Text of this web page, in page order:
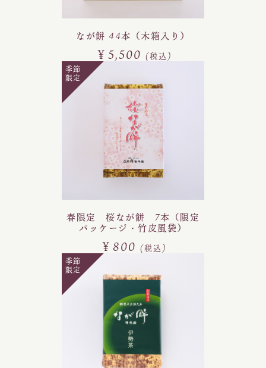
なが餅 44本（木箱入り）
￥5,500 (税込)
季節
限定
春限定 桜なが餅 7本（限定
パッケージ・竹皮風袋）
￥800 (税込)
季節
限定